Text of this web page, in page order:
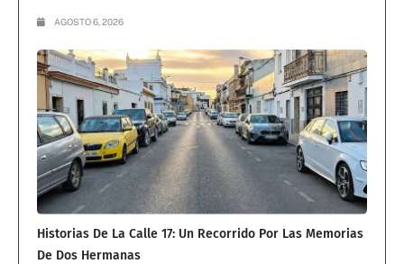
AGOSTO 6, 2026
Historias De La Calle 17: Un Recorrido Por Las Memorias
De Dos Hermanas